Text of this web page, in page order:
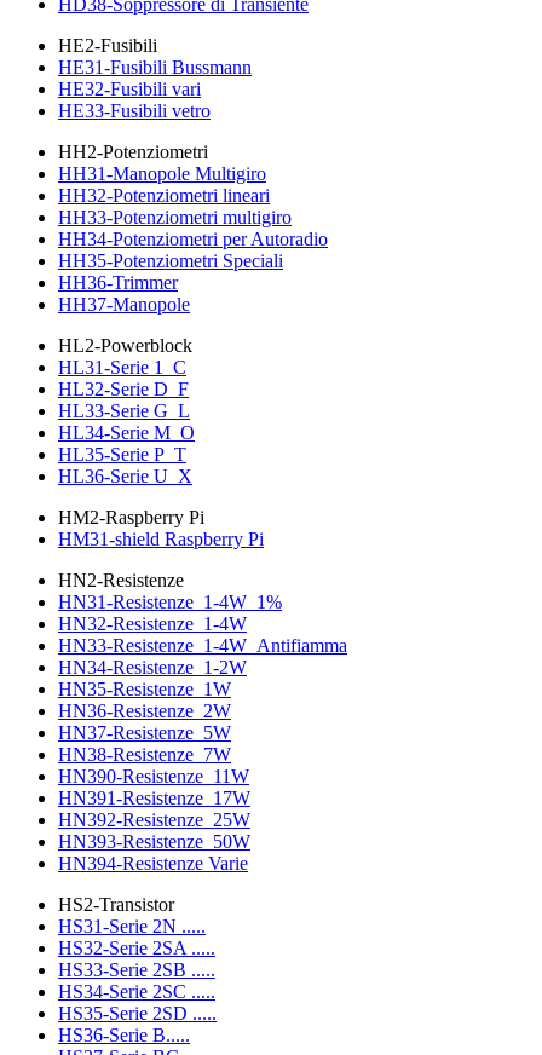
HD38-Soppressore di Transiente
HE2-Fusibili
HE31-Fusibili Bussmann
HE32-Fusibili vari
HE33-Fusibili vetro
HH2-Potenziometri
HH31-Manopole Multigiro
HH32-Potenziometri lineari
HH33-Potenziometri multigiro
HH34-Potenziometri per Autoradio
HH35-Potenziometri Speciali
HH36-Trimmer
HH37-Manopole
HL2-Powerblock
HL31-Serie 1_C
HL32-Serie D_F
HL33-Serie G_L
HL34-Serie M_O
HL35-Serie P_T
HL36-Serie U_X
HM2-Raspberry Pi
HM31-shield Raspberry Pi
HN2-Resistenze
HN31-Resistenze_1-4W_1%
HN32-Resistenze_1-4W
HN33-Resistenze_1-4W_Antifiamma
HN34-Resistenze_1-2W
HN35-Resistenze_1W
HN36-Resistenze_2W
HN37-Resistenze_5W
HN38-Resistenze_7W
HN390-Resistenze_11W
HN391-Resistenze_17W
HN392-Resistenze_25W
HN393-Resistenze_50W
HN394-Resistenze Varie
HS2-Transistor
HS31-Serie 2N .....
HS32-Serie 2SA .....
HS33-Serie 2SB .....
HS34-Serie 2SC .....
HS35-Serie 2SD .....
HS36-Serie B.....